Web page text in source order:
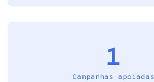
1
Campanhas apoiadas